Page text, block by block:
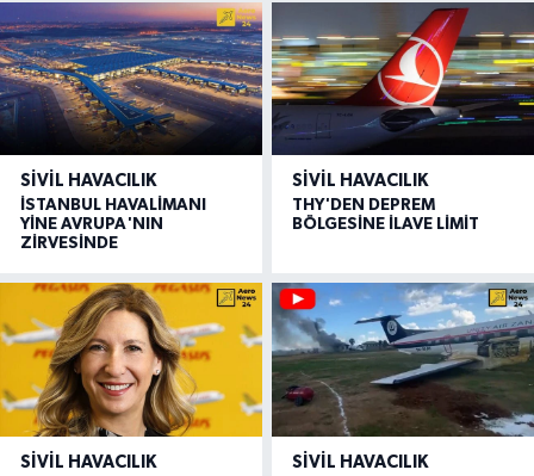
SIVIL HAVACILIK
İSTANBUL HAVALİMANI
YİNE AVRUPA'NIN
ZİRVESİNDE
SIVIL HAVACILIK
THY'DEN DEPREM
BÖLGESİNE İLAVE LİMİT
SIVIL HAVACILIK SIVIL HAVACILIK